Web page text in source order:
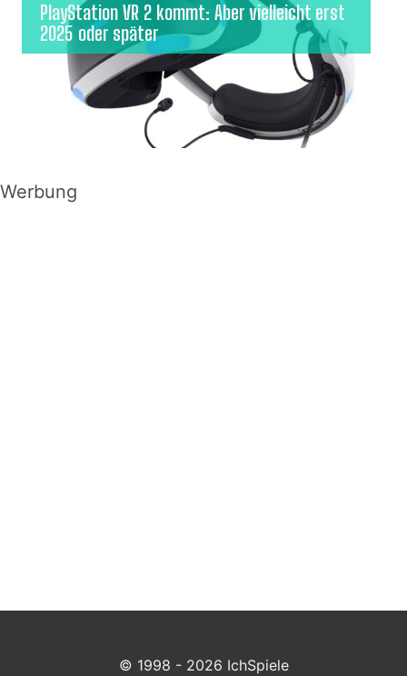
PlayStation VR 2 kommt: Aber vielleicht erst
2025 oder später
Werbung
© 1998 - 2026 IchSpiele